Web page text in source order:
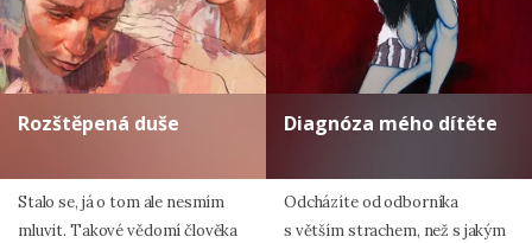
Rozštěpená duše
Stalo se, já o tom ale nesmím
mluvit. Takové vědomí člověka
Diagnóza mého dítěte
Odcházíte od odborníka
s větším strachem, než s jakým